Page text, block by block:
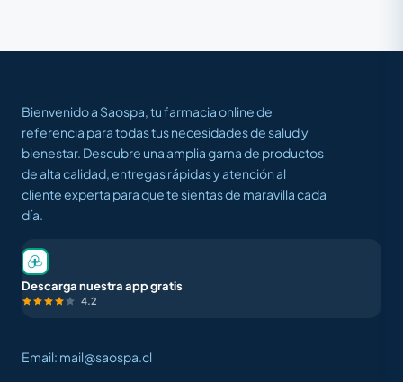
Bienvenido a Saospa, tu farmacia online de
referencia para todas tus necesidades de salud y
bienestar. Descubre una amplia gama de productos
de alta calidad, entregas rápidas y atención al
cliente experta para que te sientas de maravilla cada
día.
Descarga nuestra app gratis
4.2
Email: mail@saospa.cl